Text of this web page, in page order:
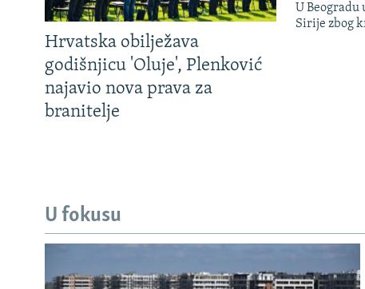
Hrvatska obilježava
godišnjicu 'Oluje', Plenković
najavio nova prava za
branitelje
U Beogradu
Sirije zbog
U fokusu